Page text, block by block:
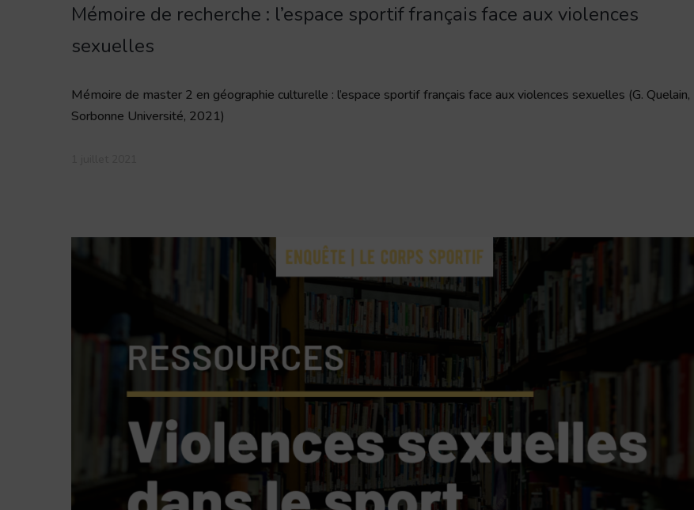
Mémoire de recherche : l’espace sportif français face aux violences
sexuelles
Mémoire de master 2 en géographie culturelle : l’espace sportif français face aux violences sexuelles (G. Quelain,
Sorbonne Université, 2021)